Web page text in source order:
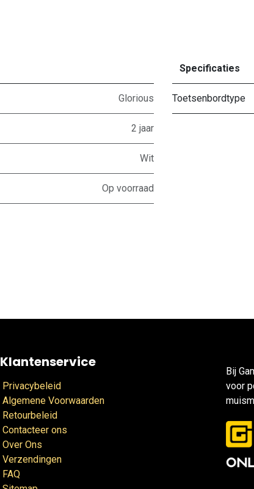
Glorious
2 jaar
Wit
Op voorraad
Specificaties
Toetsenbordtype
Klantenservice
Privacybeleid
Algemene Voorwaarden
Retourbeleid
Contacteer ons
Over Ons
Verzendingen
FAQ
Bij
voor